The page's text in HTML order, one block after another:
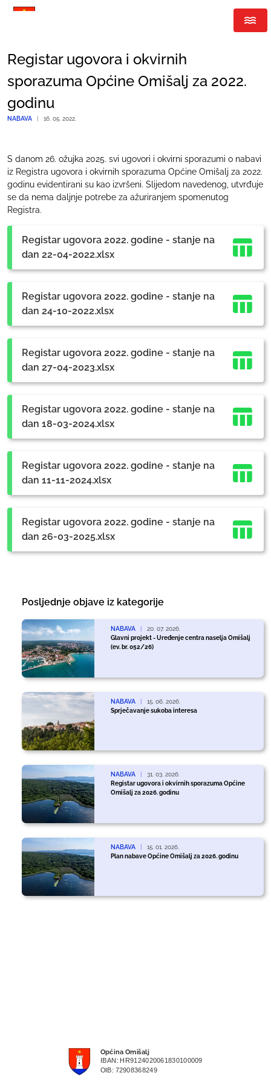
Registar ugovora i okvirnih
sporazuma Općine Omišalj za 2022.
godinu
NABAVA | 16. 05. 2022.
S danom 26. ožujka 2025. svi ugovori i okvirni sporazumi o nabavi
iz Registra ugovora i okvirnih sporazuma Općine Omišalj za 2022.
godinu evidentirani su kao izvršeni. Slijedom navedenog, utvrđuje
se da nema daljnje potrebe za ažuriranjem spomenutog
Registra.
Registar ugovora 2022. godine - stanje na
dan 22-04-2022.xlsx
Registar ugovora 2022. godine - stanje na
dan 24-10-2022.xlsx
Registar ugovora 2022. godine - stanje na
dan 27-04-2023.xlsx
Registar ugovora 2022. godine - stanje na
dan 18-03-2024.xlsx
Registar ugovora 2022. godine - stanje na
dan 11-11-2024.xlsx
Registar ugovora 2022. godine - stanje na
dan 26-03-2025.xlsx
Posljednje objave iz kategorije
NABAVA |
20. 07. 2026.
Glavni projekt - Uređenje centra naselja Omišalj
(ev. br. 052/26)
NABAVA |
15. 06. 2026.
Sprječavanje sukoba interesa
NABAVA |
31. 03. 2026.
Registar ugovora i okvirnih sporazuma Općine
Omišalj za 2026. godinu
NABAVA |
15. 01. 2026.
Plan nabave Općine Omišalj za 2026. godinu
Općina Omišalj
IBAN: HR9124020061830100009
OIB: 72908368249